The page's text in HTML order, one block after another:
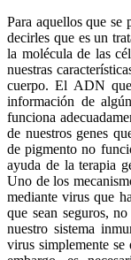
Para aquellos que se
decirles que es un
la molécula de las
nuestras
cuerpo. El ADN
información de
funciona
de nuestros genes
de pigmento no
ayuda de la terapia
Uno de los
mediante virus que
que sean seguros,
nuestro sistema
virus simplemente se